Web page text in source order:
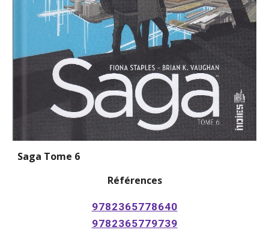
Saga Tome 6
Références
9782365778640
9782365779739